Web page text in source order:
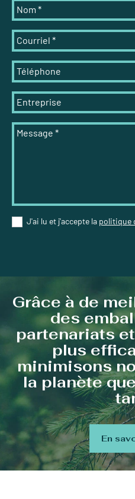
Nom *
Courriel *
Téléphone
Entreprise
Message *
J'ai lu et j'accepte la politique
Grâce à de
des
partenariats
plus
minimisons
la planète
En